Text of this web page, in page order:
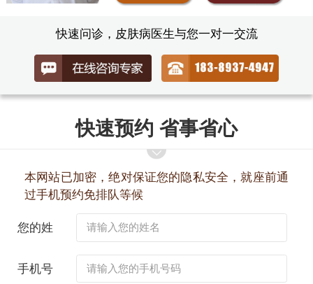
快速问诊，皮肤病医生与您一对一交流
快速预约 省事省心
本网站已加密，绝对保证您的隐私安全，就座前通
过手机预约免排队等候
您的姓
手机号